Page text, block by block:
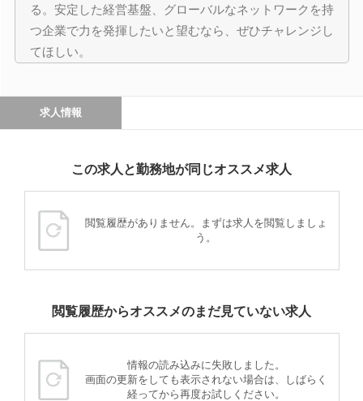
る。安定した経営基盤、グローバルなネットワークを持
つ企業で力を発揮したいと望むなら、ぜひチャレンジし
てほしい。
求人情報
この求人と勤務地が同じオススメ求人
閲覧履歴がありません。まずは求人を閲覧しましょ
う。
閲覧履歴からオススメのまだ見ていない求人
情報の読み込みに失敗しました。
画面の更新をしても表示されない場合は、しばらく
経ってから再度お試しください。